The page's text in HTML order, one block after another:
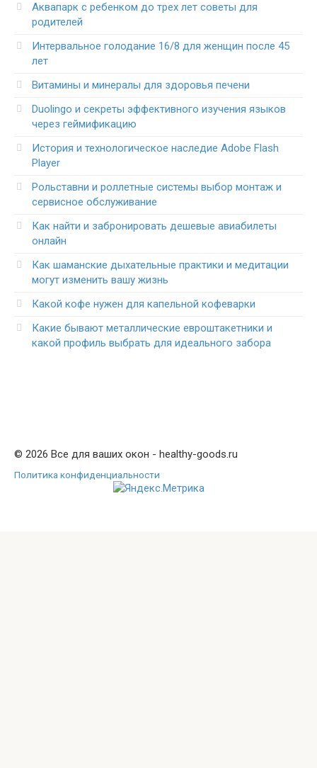
Аквапарк с ребенком до трех лет советы для
родителей
Интервальное голодание 16/8 для женщин после 45
лет
Витамины и минералы для здоровья печени
Duolingo и секреты эффективного изучения языков
через геймификацию
История и технологическое наследие Adobe Flash
Player
Рольставни и роллетные системы выбор монтаж и
сервисное обслуживание
Как найти и забронировать дешевые авиабилеты
онлайн
Как шаманские дыхательные практики и медитации
могут изменить вашу жизнь
Какой кофе нужен для капельной кофеварки
Какие бывают металлические евроштакетники и
какой профиль выбрать для идеального забора
© 2026 Все для ваших окон - healthy-goods.ru
Политика конфиденциальности